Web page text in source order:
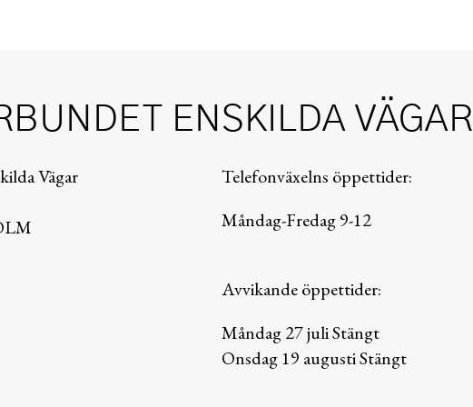
ENSKILDA VÄGAR
Vägar
Telefonväxelns öppettider:
Måndag-Fredag 9-12
Avvikande öppettider:
Måndag 27 juli Stängt
Onsdag 19 augusti Stängt